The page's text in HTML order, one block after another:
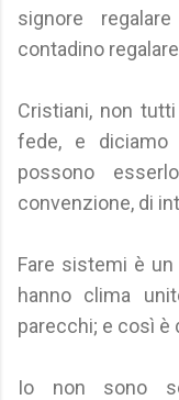
signore
contadino
Cristiani, non
fede, e diciamo
possono
convenzione, di
Fare sistemi è
hanno clima
parecchi; e così è
Io non sono